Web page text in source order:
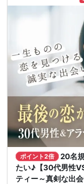
ポイント2倍
20名
たい♪【30代男性
ティー～真剣な出